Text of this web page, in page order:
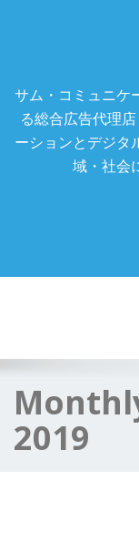
サム・コミュニケ
る総合広告代理
ーションとデジタ
域・社会
2019